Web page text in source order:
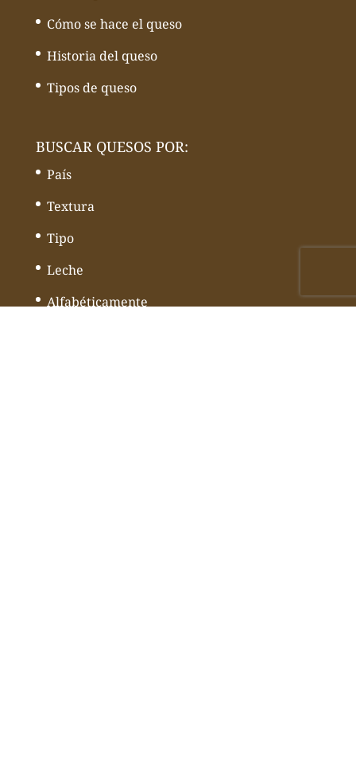
Cómo se hace el queso
Historia del queso
Tipos de queso
BUSCAR QUESOS POR:
País
Textura
Tipo
Leche
Alfabéticamente